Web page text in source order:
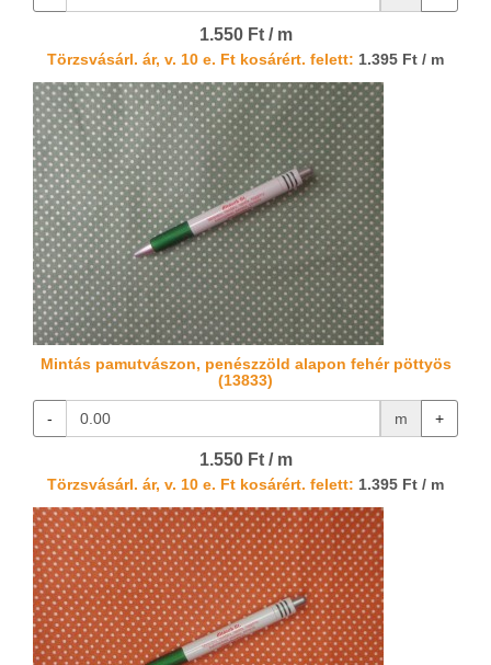
1.550 Ft / m
Törzsvásárl. ár, v. 10 e. Ft kosárért. felett: 1.395 Ft / m
Mintás pamutvászon, penészzöld alapon fehér pöttyös
(13833)
- m +
1.550 Ft / m
Törzsvásárl. ár, v. 10 e. Ft kosárért. felett: 1.395 Ft / m